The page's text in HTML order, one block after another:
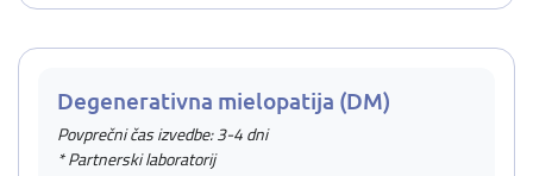
Degenerativna mielopatija (DM)
Povprečni čas izvedbe: 3-4 dni
* Partnerski laboratorij